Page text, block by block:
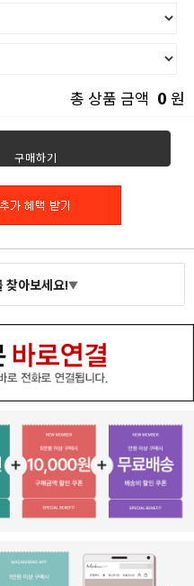
총 상품 금액 0 원
구매하기
찾아보세요!▼